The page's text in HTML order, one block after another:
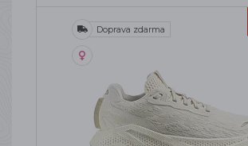
Doprava zdarma